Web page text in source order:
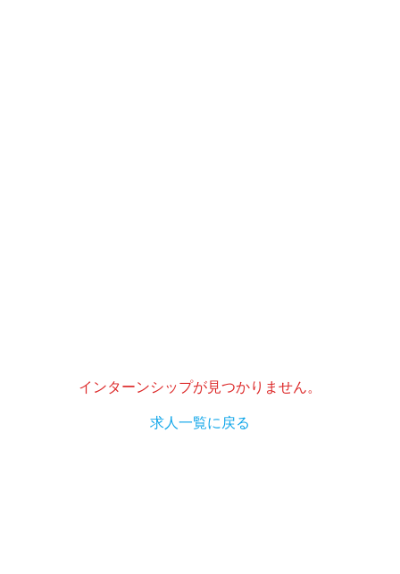
インターンシップが見つかりません。
求人一覧に戻る